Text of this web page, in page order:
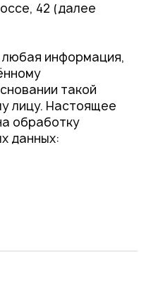
42 (далее
информация,
такой
лицу. Настоящее
обработку
данных: